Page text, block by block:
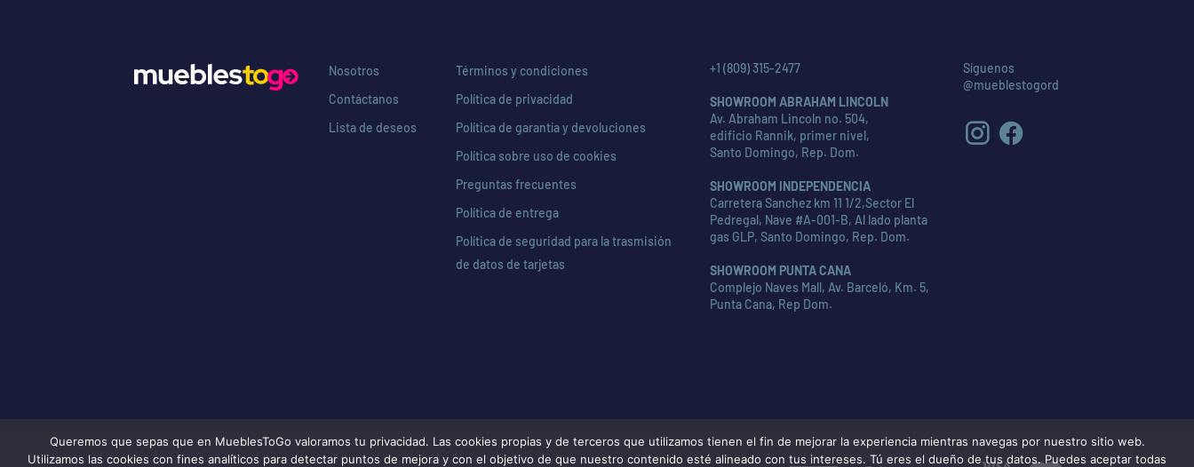
Nosotros
Contáctanos
Lista de deseos
Términos y condiciones
Política de privacidad
Política de garantía y devoluciones
Política sobre uso de cookies
Preguntas frecuentes
Política de entrega
Política de seguridad para la trasmisión
de datos de tarjetas
+1 (809) 315-2477
SHOWROOM ABRAHAM LINCOLN
Av. Abraham Lincoln no. 504,
edificio Rannik, primer nivel,
Santo Domingo, Rep. Dom.
SHOWROOM INDEPENDENCIA
Carretera Sanchez km 11 1/2,Sector El
Pedregal, Nave #A-001-B, Al lado planta
gas GLP, Santo Domingo, Rep. Dom.
SHOWROOM PUNTA CANA
Complejo Naves Mall, Av. Barceló, Km. 5,
Punta Cana, Rep Dom.
Síguenos
@mueblestogord
Queremos que sepas que en MueblesToGo valoramos tu privacidad. Las cookies propias y de terceros que utilizamos tienen el fin de mejorar la experiencia mientras navegas por nuestro sitio web.
Utilizamos las cookies con fines analíticos para detectar puntos de mejora y con el objetivo de que nuestro contenido esté alineado con tus intereses. Tú eres el dueño de tus datos. Puedes aceptar todas